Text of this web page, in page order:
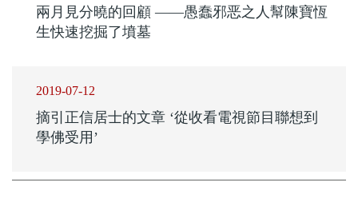
兩月見分曉的回顧 ——愚蠢邪恶之人幫陳寶恆
生快速挖掘了墳墓
2019-07-12
摘引正信居士的文章 ‘從收看電視節目聯想到
學佛受用’